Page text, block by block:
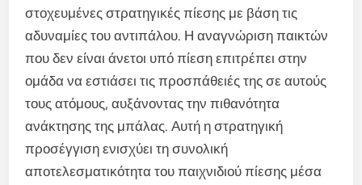
στοχευμένες στρατηγικές πίεσης με βάση τις
αδυναμίες του αντιπάλου. Η αναγνώριση παικτών
που δεν είναι άνετοι υπό πίεση επιτρέπει στην
ομάδα να εστιάσει τις προσπάθειές της σε αυτούς
τους ατόμους, αυξάνοντας την πιθανότητα
ανάκτησης της μπάλας. Αυτή η στρατηγική
προσέγγιση ενισχύει τη συνολική
αποτελεσματικότητα του παιχνιδιού πίεσης μέσα